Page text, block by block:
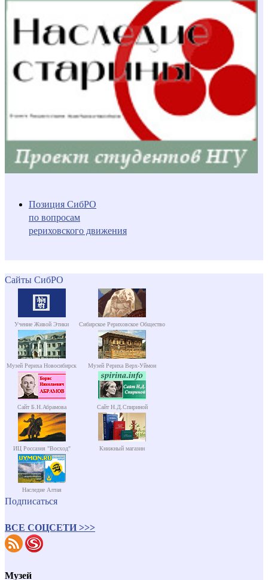
Позиция СибРО
по вопросам
рериховского движения
Сайты СибРО
Учение Живой Этики Сибирское Рериховское Общество
Музей Рериха Новосибирск Музей Рериха Верх-Уймон
Сайт Б.Н.Абрамова Сайт Н.Д.Спириной
ИЦ Россазия "Восход" Книжный магазин
Наследие Алтая
Подписаться
ВСЕ СОЦСЕТИ >>>
Музей